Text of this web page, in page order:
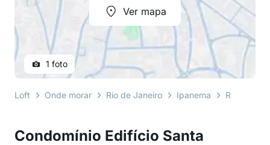
Condomínio Edifício Santa
Ver mapa
1 foto
Loft Onde morar Rio de Janeiro Ipanema Rua